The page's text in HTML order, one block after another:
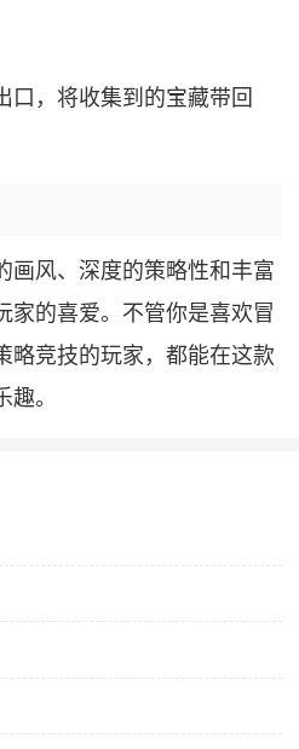
口，将收集到的宝藏带回
画风、深度的策略性和丰富
家的喜爱。不管你是喜欢冒
略竞技的玩家，都能在这款
。